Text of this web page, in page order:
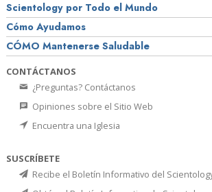
Scientology por Todo el Mundo
Cómo Ayudamos
CÓMO Mantenerse Saludable
CONTÁCTANOS
¿Preguntas? Contáctanos
Opiniones sobre el Sitio Web
Encuentra una Iglesia
SUSCRÍBETE
Recibe el Boletín Informativo del